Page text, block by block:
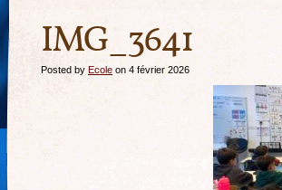
IMG_3641
Posted by Ecole on 4 février 2026